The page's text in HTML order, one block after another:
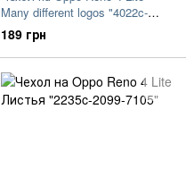
Many different logos "4022c-
2099-7105"
189 грн